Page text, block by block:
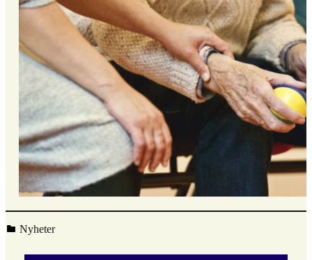
Kategoriserad i:
Nyheter
tillbaka